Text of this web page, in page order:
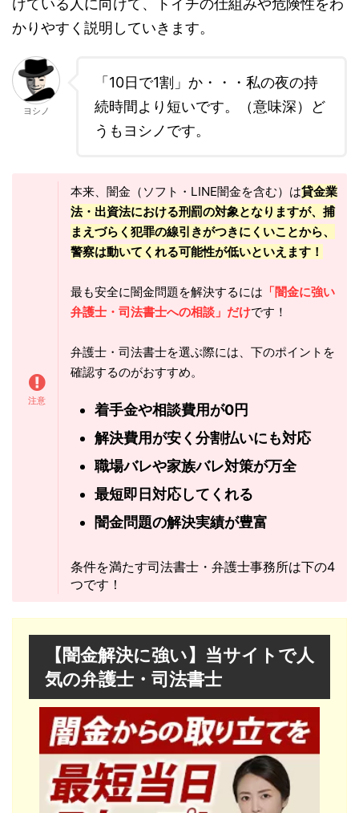
けている人に向けて、トイチの仕組みや危険性をわ
かりやすく説明していきます。
ヨシノ
「10日で1割」か・・・私の夜の持
続時間より短いです。（意味深）ど
うもヨシノです。
本来、闇金（ソフト・LINE闇金を含む）は貸金業
法・出資法における刑罰の対象となりますが、捕
まえづらく犯罪の線引きがつきにくいことから、
警察は動いてくれる可能性が低いといえます！
最も安全に闇金問題を解決するには 「闇金に強い
弁護士・司法書士への相談」だけです！
弁護士・司法書士を選ぶ際には、下のポイントを
確認するのがおすすめ。
着手金や相談費用が0円
解決費用が安く分割払いにも対応
職場バレや家族バレ対策が万全
最短即日対応してくれる
闇金問題の解決実績が豊富
条件を満たす司法書士・弁護士事務所は下の4
つです！
【闇金解決に強い】当サイトで人
気の弁護士・司法書士